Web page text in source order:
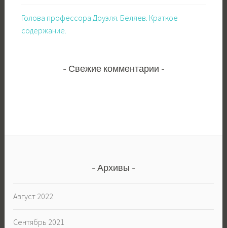
Голова профессора Доуэля. Беляев. Краткое
содержание.
Свежие комментарии
Архивы
Август 2022
Сентябрь 2021